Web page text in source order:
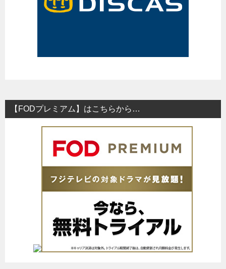
【FODプレミアム】はこちらから…